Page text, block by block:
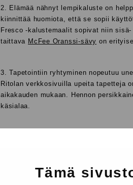
Tämä
2. Elämää nähnyt lempikaluste on
kiinnittää huomiota, että se sopii
Fresco -kalustemaalit sopivat niin
taittava McFee Oranssi-sävy on
3. Tapetointiin ryhtyminen nopeutuu
Ritolan verkkosivuilla upeita tapetteja
aikakauden mukaan. Hennon
käsialaa.
Kesälomalla kuuluu rentoutua. Paras